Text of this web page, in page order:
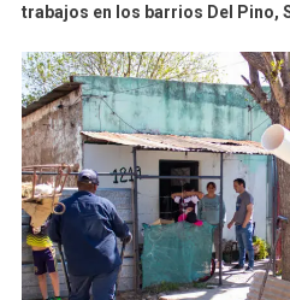
trabajos en los barrios Del Pino,